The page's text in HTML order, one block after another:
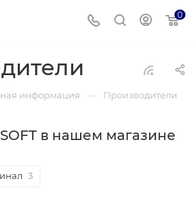
0
информация — Производители
в нашем магазине
3